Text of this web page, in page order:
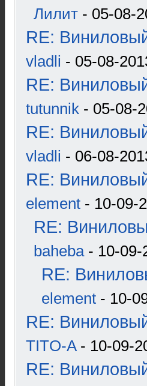
Лилит - 05-08-
RE:
vladli - 05-08-
RE:
tutunnik - 05-08-
RE:
vladli - 06-08-
RE:
element - 10-09-
RE:
baheba- 10-09-
RE:
element - 10-
RE:
TITO-A- 10-09-
RE: